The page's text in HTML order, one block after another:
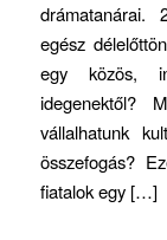
drámatanárai.
egész
egy közös,
idegenektől?
vállalhatunk
összefogás?
fiatalok egy […]